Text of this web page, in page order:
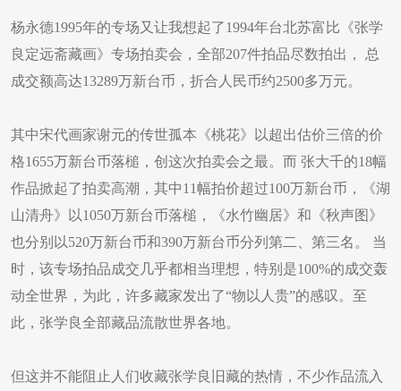
杨永德1995年的专场又让我想起了1994年台北苏富比《张学
良定远斋藏画》专场拍卖会，全部207件拍品尽数拍出， 总
成交额高达13289万新台币，折合人民币约2500多万元。
其中宋代画家谢元的传世孤本《桃花》以超出估价三倍的价
格1655万新台币落槌，创这次拍卖会之最。而 张大千的18幅
作品掀起了拍卖高潮，其中11幅拍价超过100万新台币，《湖
山清舟》以1050万新台币落槌，《水竹幽居》和《秋声图》
也分别以520万新台币和390万新台币分列第二、第三名。 当
时，该专场拍品成交几乎都相当理想，特别是100%的成交轰
动全世界，为此，许多藏家发出了“物以人贵”的感叹。至
此，张学良全部藏品流散世界各地。
但这并不能阻止人们收藏张学良旧藏的热情，不少作品流入